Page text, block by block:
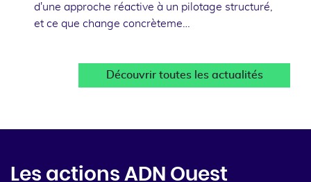
d'une approche réactive à un pilotage structuré,
et ce que change concrèteme…
Découvrir toutes les actualités
Les actions ADN Ouest